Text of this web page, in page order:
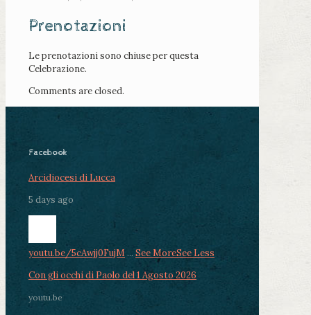
Prenotazioni
Le prenotazioni sono chiuse per questa
Celebrazione.
Comments are closed.
Facebook
Arcidiocesi di Lucca
5 days ago
youtu.be/5cAwjj0FujM ... See MoreSee Less
Con gli occhi di Paolo del 1 Agosto 2026
youtu.be